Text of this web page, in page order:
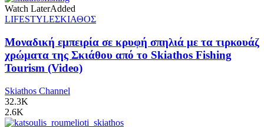
Watch LaterAdded
LIFESTYLEΣΚΙΑΘΟΣ
Μοναδική εμπειρία σε κρυφή σπηλιά με τα τιρκουάζ
χρώματα της Σκιάθου από το Skiathos Fishing
Tourism (Video)
Skiathos Channel
32.3K
2.6K